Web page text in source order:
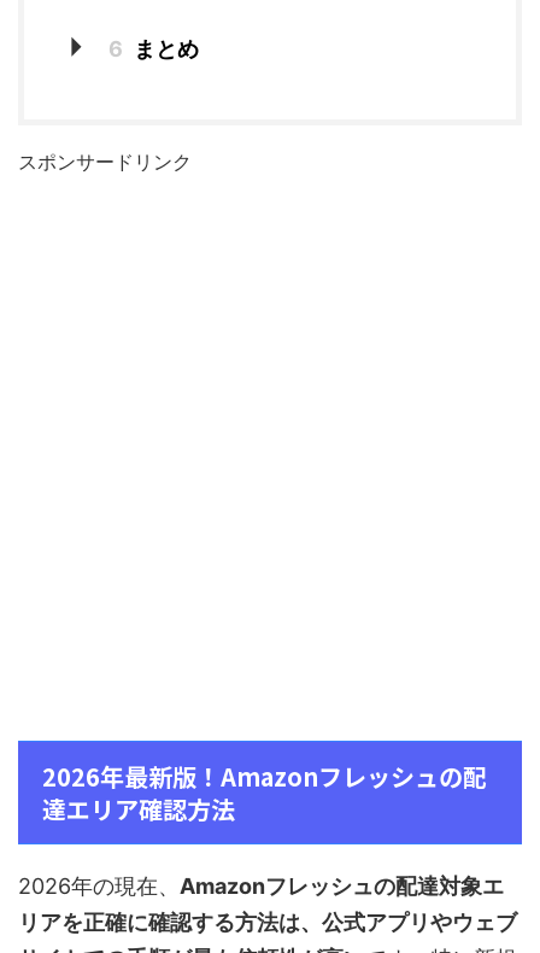
6 まとめ
スポンサードリンク
2026年最新版！Amazonフレッシュの配
達エリア確認方法
2026年の現在、 Amazonフレッシュの配達対象エ
リアを正確に確認する方法は、公式アプリやウェブ